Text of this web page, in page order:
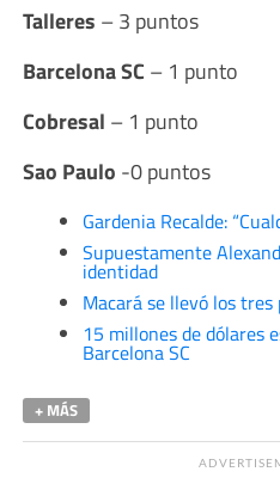
Talleres – 3 puntos
Barcelona SC – 1 punto
Cobresal – 1 punto
Sao Paulo -0 puntos
Gardenia Recalde:
Supuestamente
identidad
Macará se llevó los
15 millones de dólares
Barcelona SC
+ MÁS